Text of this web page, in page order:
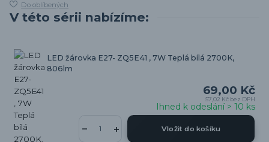
Do oblíbených
V této sérii nabízíme:
LED žárovka E27- ZQ5E41 , 7W Teplá bílá 2700K,
806lm
69,00 Kč
57,02 Kč bez DPH
Ihned k odeslání > 10 ks
Vložit do košíku